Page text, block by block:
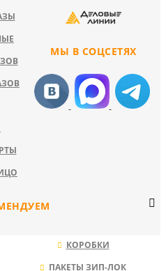
МЫ В СОЦСЕТЯХ
КОРОБКИ
ПАКЕТЫ ЗИП-ЛОК